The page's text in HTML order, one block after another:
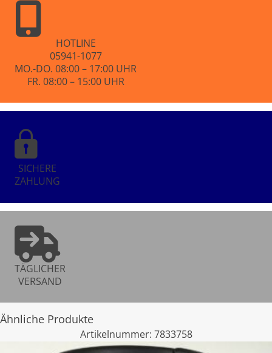
HOTLINE
05941-1077
MO.-DO. 08:00 – 17:00 UHR
FR. 08:00 – 15:00 UHR
SICHERE
ZAHLUNG
TÄGLICHER
VERSAND
Ähnliche Produkte
Artikelnummer: 7833758